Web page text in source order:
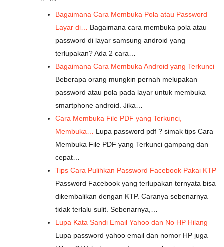
Bagaimana Cara Membuka Pola atau Password
Layar di…
Bagaimana cara membuka pola atau
password di layar samsung android yang
terlupakan? Ada 2 cara…
Bagaimana Cara Membuka Android yang Terkunci
Beberapa orang mungkin pernah melupakan
password atau pola pada layar untuk membuka
smartphone android. Jika…
Cara Membuka File PDF yang Terkunci,
Membuka…
Lupa password pdf ? simak tips Cara
Membuka File PDF yang Terkunci gampang dan
cepat…
Tips Cara Pulihkan Password Facebook Pakai KTP
Password Facebook yang terlupakan ternyata bisa
dikembalikan dengan KTP. Caranya sebenarnya
tidak terlalu sulit. Sebenarnya,…
Lupa Kata Sandi Email Yahoo dan No HP Hilang
Lupa password yahoo email dan nomor HP juga